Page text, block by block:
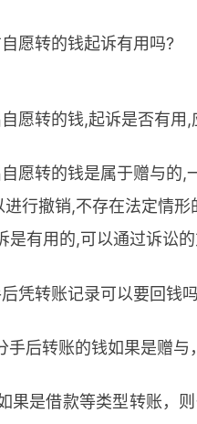
愿转的钱起诉有用吗?
愿转的钱,起诉是否有用,
愿转的钱是属于赠与的,
进行撤销,不存在法定情
是有用的,可以通过诉讼
凭转账记录可以要回钱
手后转账的钱如果是赠与
果是借款等类型转账，